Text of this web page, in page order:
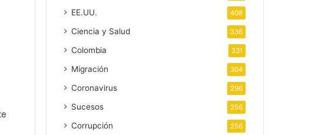
EE.UU. 408
Ciencia y Salud 336
Colombia 331
Migración 304
Coronavirus 296
Sucesos 256
Corrupción 256